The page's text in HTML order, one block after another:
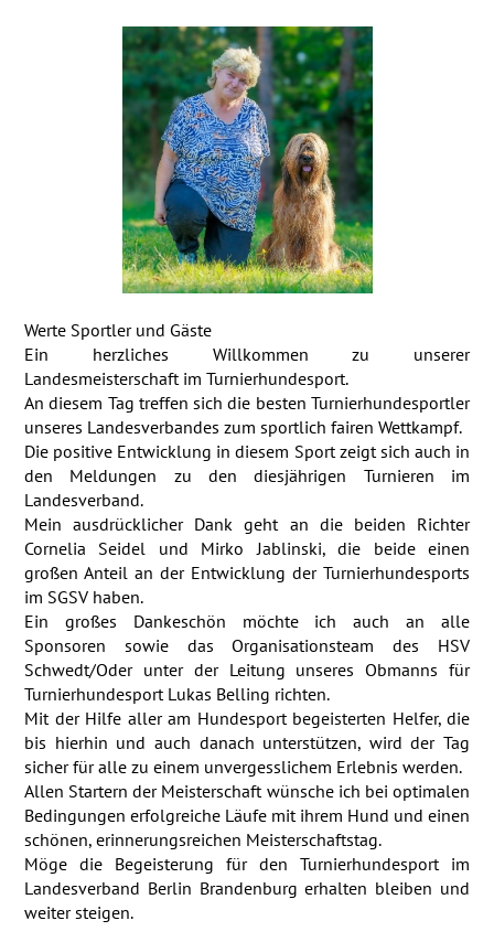
Werte Sportler und Gäste
Ein herzliches Willkommen zu unserer
Landesmeisterschaft im Turnierhundesport.
An diesem Tag treffen sich die besten Turnierhundesportler
unseres Landesverbandes zum sportlich fairen Wettkampf.
Die positive Entwicklung in diesem Sport zeigt sich auch in
den Meldungen zu den diesjährigen Turnieren im
Landesverband.
Mein ausdrücklicher Dank geht an die beiden Richter
Cornelia Seidel und Mirko Jablinski, die beide einen
großen Anteil an der Entwicklung der Turnierhundesports
im SGSV haben.
Ein großes Dankeschön möchte ich auch an alle
Sponsoren sowie das Organisationsteam des HSV
Schwedt/Oder unter der Leitung unseres Obmanns für
Turnierhundesport Lukas Belling richten.
Mit der Hilfe aller am Hundesport begeisterten Helfer, die
bis hierhin und auch danach unterstützen, wird der Tag
sicher für alle zu einem unvergesslichem Erlebnis werden.
Allen Startern der Meisterschaft wünsche ich bei optimalen
Bedingungen erfolgreiche Läufe mit ihrem Hund und einen
schönen, erinnerungsreichen Meisterschaftstag.
Möge die Begeisterung für den Turnierhundesport im
Landesverband Berlin Brandenburg erhalten bleiben und
weiter steigen.